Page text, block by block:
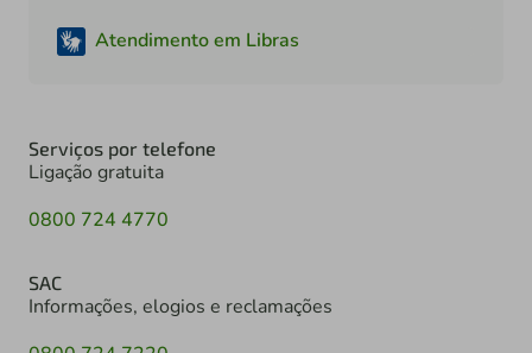
Atendimento em Libras
Serviços por telefone
Ligação gratuita
0800 724 4770
SAC
Informações, elogios e reclamações